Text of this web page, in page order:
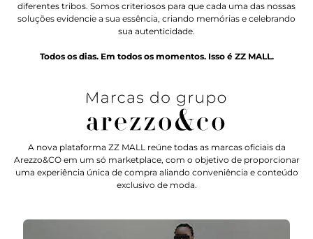
diferentes tribos. Somos criteriosos para que cada uma das nossas
soluções evidencie a sua essência, criando memórias e celebrando
sua autenticidade.
Todos os dias. Em todos os momentos. Isso é ZZ MALL.
A nova plataforma ZZ MALL reúne todas as marcas oficiais da
Arezzo&CO em um só marketplace, com o objetivo de proporcionar
uma experiência única de compra aliando conveniência e conteúdo
exclusivo de moda.